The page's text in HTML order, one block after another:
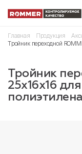
Главная Продукция
Тройник переходной
Тройник
25x16x16